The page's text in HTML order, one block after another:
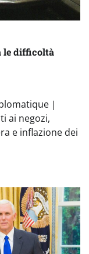
le difficoltà
|
ai negozi,
e inflazione dei